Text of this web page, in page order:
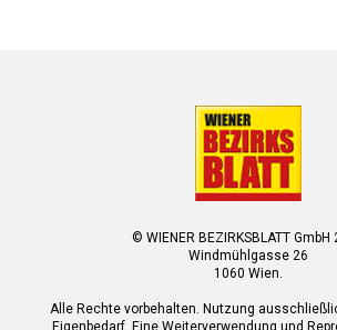
© WIENER BEZIRKSBLATT GmbH
Windmühlgasse 26
1060 Wien.
Alle Rechte vorbehalten. Nutzung